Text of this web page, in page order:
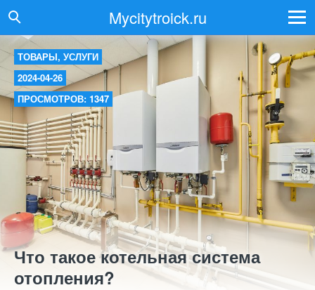
Mycitytroick.ru
ТОВАРЫ, УСЛУГИ
2024-04-26
ПРОСМОТРОВ: 1347
Что такое котельная система
отопления?